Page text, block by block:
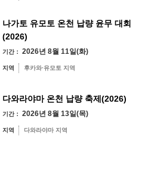
9월 »
오미지마섬·가요
이·센자키 지역
나가토 유모토 온천 납량 윤무 대회
(2026)
기간： 2026년 8월 11일(화)
지역 후카와·유모토 지역
다와라야마 온천 납량 축제(2026)
기간： 2026년 8월 13일(목)
지역 다와라야마 지역